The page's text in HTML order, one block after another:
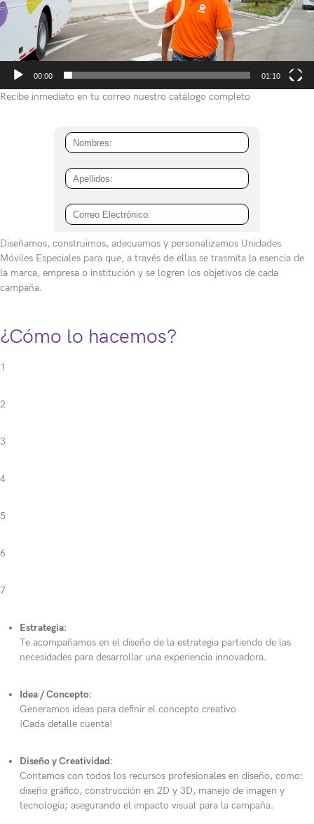
u
c
e
00:00 01:10
Recibe inmediato en tu correo nuestro catálogo completo
Diseñamos, construimos, adecuamos y personalizamos Unidades
Móviles Especiales para que, a través de ellas se trasmita la esencia de
la marca, empresa o institución y se logren los objetivos de cada
campaña.
¿Cómo lo hacemos?
1
2
3
4
5
6
7
Estrategia:
Te acompañamos en el diseño de la estrategia partiendo de las
necesidades para desarrollar una experiencia innovadora.
Idea / Concepto:
Generamos ideas para definir el concepto creativo
¡Cada detalle cuenta!
Diseño y Creatividad:
Contamos con todos los recursos profesionales en diseño, como:
diseño gráfico, construcción en 2D y 3D, manejo de imagen y
tecnología; asegurando el impacto visual para la campaña.